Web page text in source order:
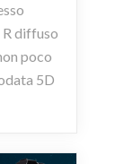
diffuso
poco
5D